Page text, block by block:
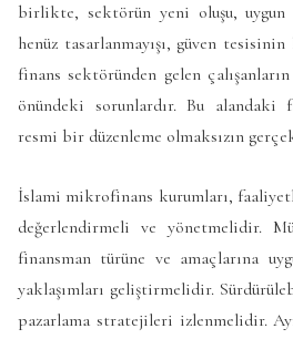
birlikte, sektörün yeni oluşu, uygun
henüz tasarlanmayışı, güven
finans sektöründen gelen
önündeki sorunlardır. Bu
resmi bir düzenleme olmaksızın
İslami mikrofinans kurumları,
değerlendirmeli ve yönetmelidir.
finansman türüne ve amaçlarına
yaklaşımları geliştirmelidir.
pazarlama stratejileri izlenmelidir.